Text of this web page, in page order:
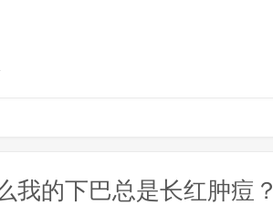
我的下巴总是长红肿痘？